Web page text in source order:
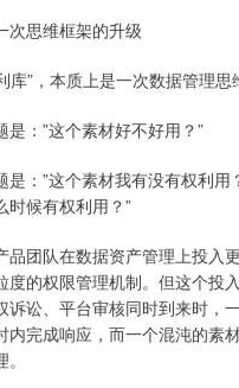
次思维框架的升级
库”，本质上是一次数据管理思
：”这个素材好不好用？”
是：”这个素材我有没有权利用
时候有权利用？”
品团队在数据资产管理上投入
度的权限管理机制。但这个投
诉讼、平台审核同时到来时，
内完成响应，而一个混沌的素